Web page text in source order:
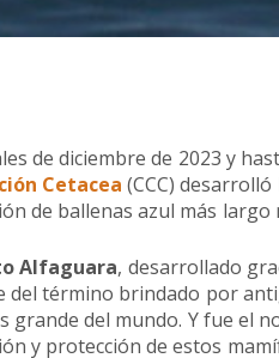
de diciembre de 2023 y
Cetacea (CCC) desarrolló
de ballenas azul más largo
Alfaguara, desarrollado
del término brindado por
grande del mundo. Y fue el
y protección de estos